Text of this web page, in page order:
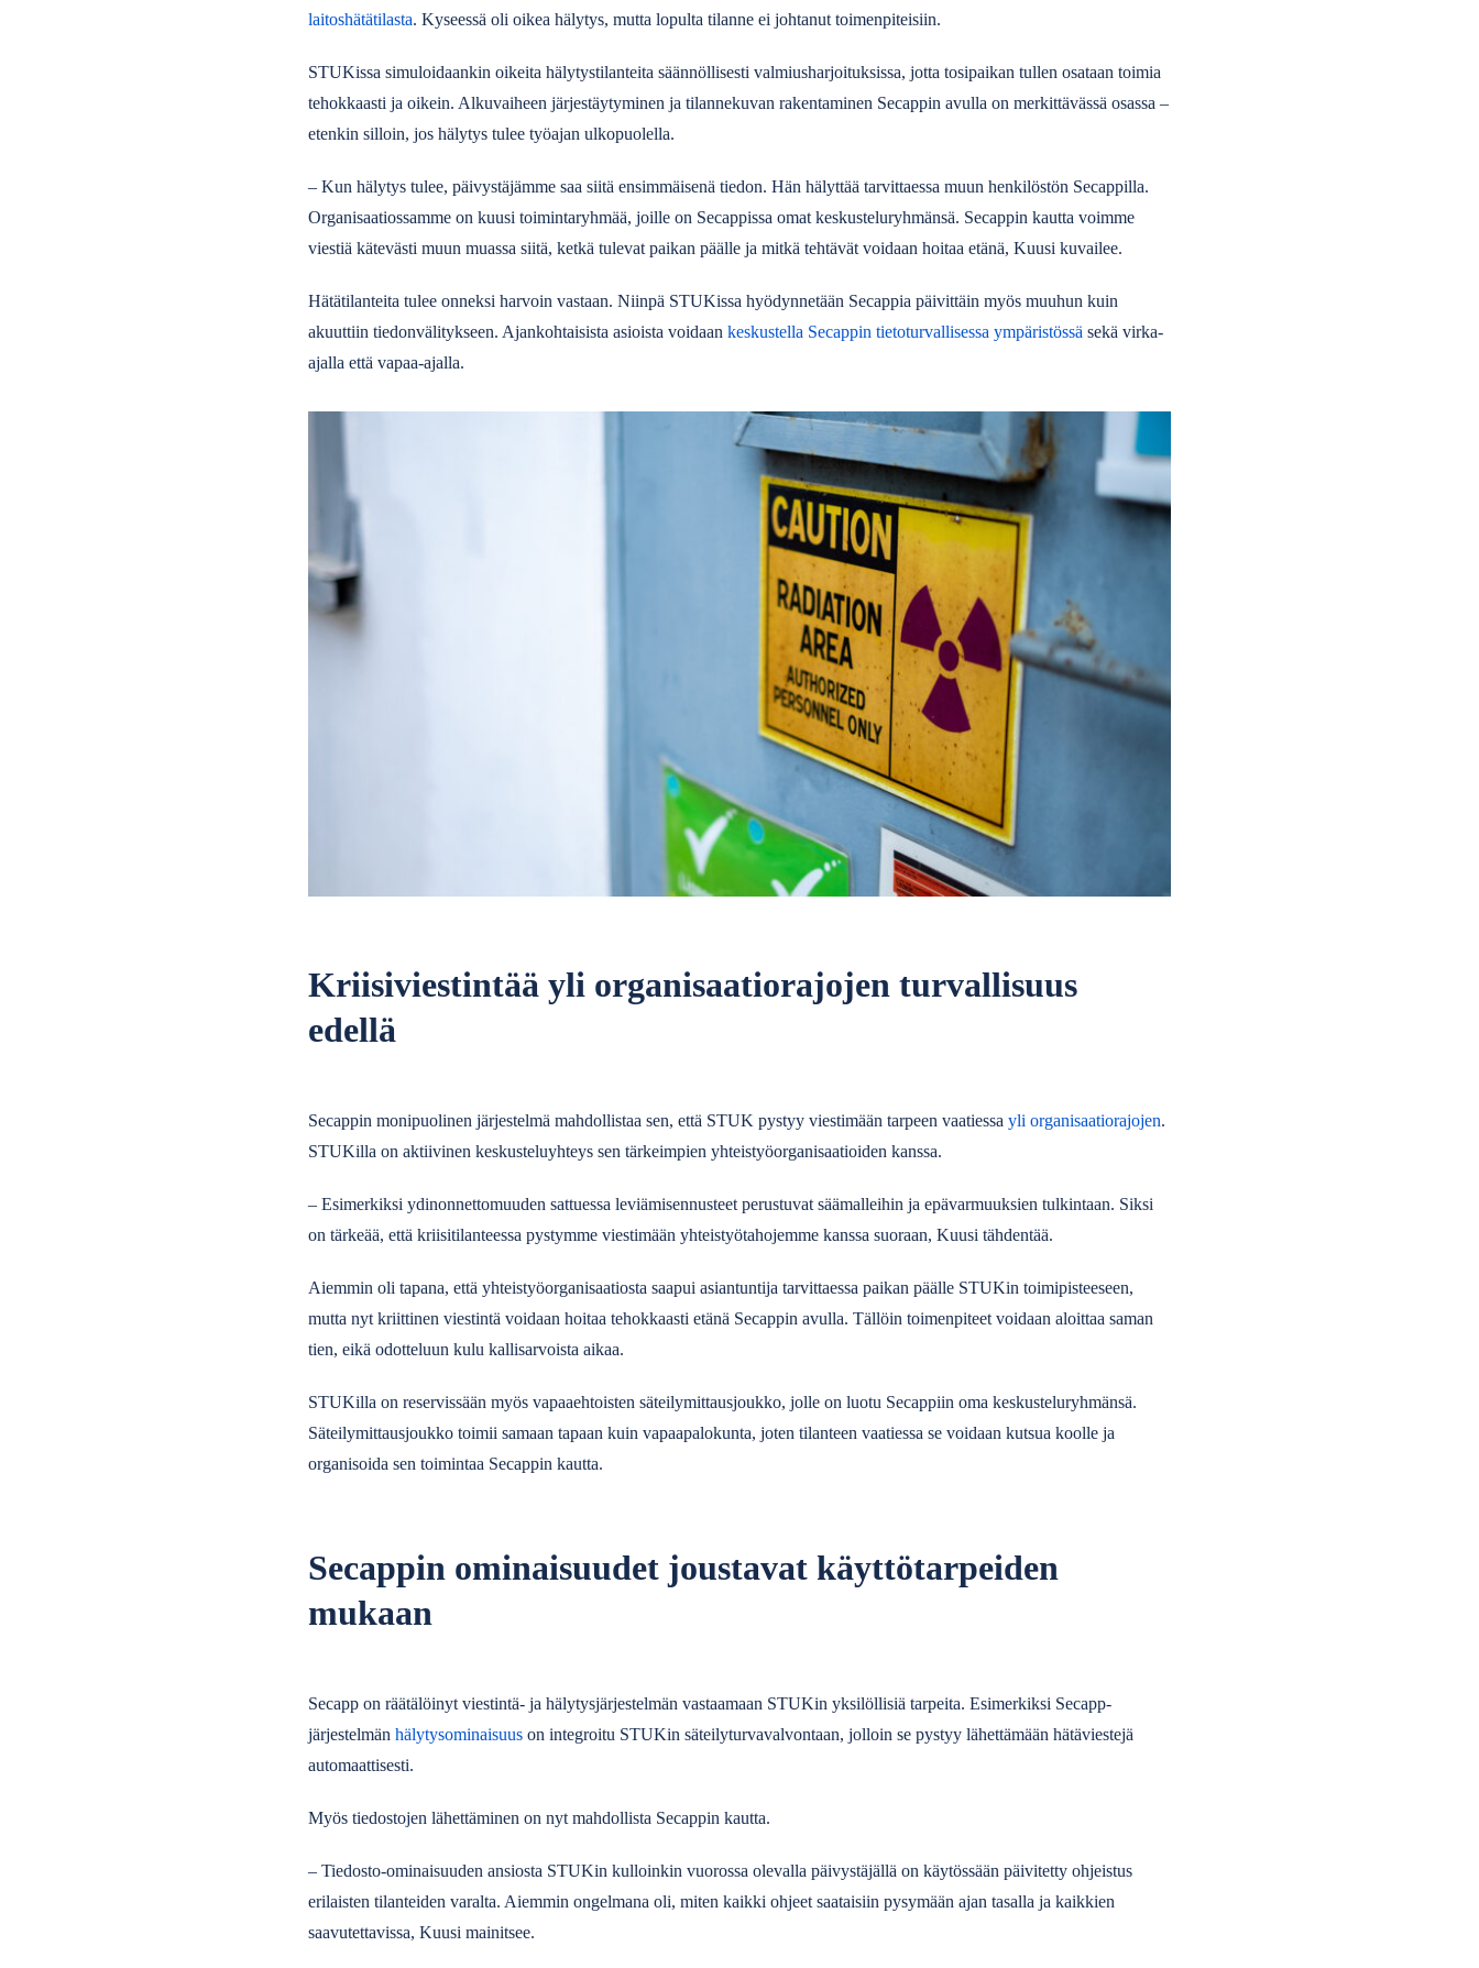
laitoshätätilasta. Kyseessä oli oikea hälytys, mutta lopulta tilanne ei johtanut toimenpiteisiin.
STUKissa simuloidaankin oikeita hälytystilanteita säännöllisesti valmiusharjoituksissa, jotta tosipaikan tullen osataan toimia
tehokkaasti ja oikein. Alkuvaiheen järjestäytyminen ja tilannekuvan rakentaminen Secappin avulla on merkittävässä osassa –
etenkin silloin, jos hälytys tulee työajan ulkopuolella.
– Kun hälytys tulee, päivystäjämme saa siitä ensimmäisenä tiedon. Hän hälyttää tarvittaessa muun henkilöstön Secappilla.
Organisaatiossamme on kuusi toimintaryhmää, joille on Secappissa omat keskusteluryhmänsä. Secappin kautta voimme
viestiä kätevästi muun muassa siitä, ketkä tulevat paikan päälle ja mitkä tehtävät voidaan hoitaa etänä, Kuusi kuvailee.
Hätätilanteita tulee onneksi harvoin vastaan. Niinpä STUKissa hyödynnetään Secappia päivittäin myös muuhun kuin
akuuttiin tiedonvälitykseen. Ajankohtaisista asioista voidaan keskustella Secappin tietoturvallisessa ympäristössä sekä virka-
ajalla että vapaa-ajalla.
Kriisiviestintää yli organisaatiorajojen turvallisuus
edellä
Secappin monipuolinen järjestelmä mahdollistaa sen, että STUK pystyy viestimään tarpeen vaatiessa yli organisaatiorajojen.
STUKilla on aktiivinen keskusteluyhteys sen tärkeimpien yhteistyöorganisaatioiden kanssa.
– Esimerkiksi ydinonnettomuuden sattuessa leviämisennusteet perustuvat säämalleihin ja epävarmuuksien tulkintaan. Siksi
on tärkeää, että kriisitilanteessa pystymme viestimään yhteistyötahojemme kanssa suoraan, Kuusi tähdentää.
Aiemmin oli tapana, että yhteistyöorganisaatiosta saapui asiantuntija tarvittaessa paikan päälle STUKin toimipisteeseen,
mutta nyt kriittinen viestintä voidaan hoitaa tehokkaasti etänä Secappin avulla. Tällöin toimenpiteet voidaan aloittaa saman
tien, eikä odotteluun kulu kallisarvoista aikaa.
STUKilla on reservissään myös vapaaehtoisten säteilymittausjoukko, jolle on luotu Secappiin oma keskusteluryhmänsä.
Säteilymittausjoukko toimii samaan tapaan kuin vapaapalokunta, joten tilanteen vaatiessa se voidaan kutsua koolle ja
organisoida sen toimintaa Secappin kautta.
Secappin ominaisuudet joustavat käyttötarpeiden
mukaan
Secapp on räätälöinyt viestintä- ja hälytysjärjestelmän vastaamaan STUKin yksilöllisiä tarpeita. Esimerkiksi Secapp-
järjestelmän hälytysominaisuus on integroitu STUKin säteilyturvavalvontaan, jolloin se pystyy lähettämään hätäviestejä
automaattisesti.
Myös tiedostojen lähettäminen on nyt mahdollista Secappin kautta.
– Tiedosto-ominaisuuden ansiosta STUKin kulloinkin vuorossa olevalla päivystäjällä on käytössään päivitetty ohjeistus
erilaisten tilanteiden varalta. Aiemmin ongelmana oli, miten kaikki ohjeet saataisiin pysymään ajan tasalla ja kaikkien
saavutettavissa, Kuusi mainitsee.